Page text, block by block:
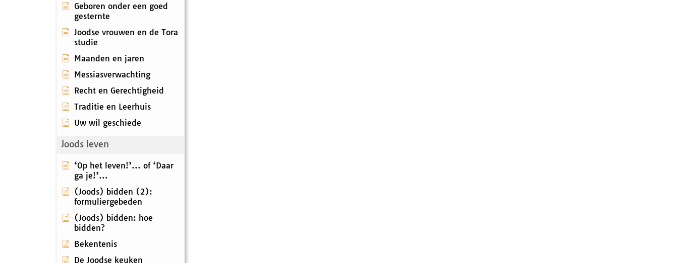
Geboren onder een goed
gesternte
Joodse vrouwen en de Tora
studie
Maanden en jaren
Messiasverwachting
Recht en Gerechtigheid
Traditie en Leerhuis
Uw wil geschiede
Joods leven
‘Op het leven!’... of ‘Daar
ga je!’...
(Joods) bidden (2):
formuliergebeden
(Joods) bidden: hoe
bidden?
Bekentenis
De Joodse keuken